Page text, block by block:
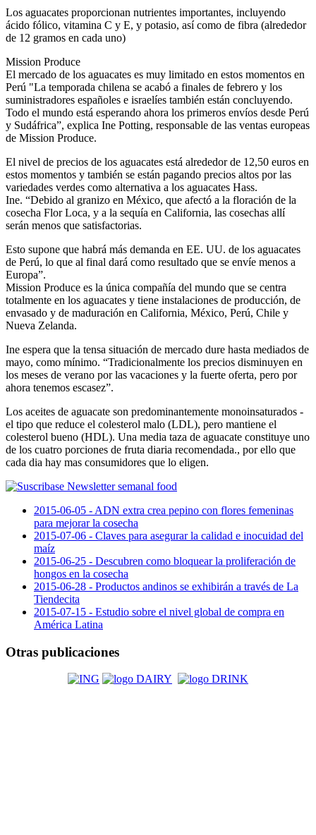
Los aguacates proporcionan nutrientes importantes, incluyendo
ácido fólico, vitamina C y E, y potasio, así como de fibra (alrededor
de 12 gramos en cada uno)
Mission Produce
El mercado de los aguacates es muy limitado en estos momentos en
Perú "La temporada chilena se acabó a finales de febrero y los
suministradores españoles e israelíes también están concluyendo.
Todo el mundo está esperando ahora los primeros envíos desde Perú
y Sudáfrica”, explica Ine Potting, responsable de las ventas europeas
de Mission Produce.
El nivel de precios de los aguacates está alrededor de 12,50 euros en
estos momentos y también se están pagando precios altos por las
variedades verdes como alternativa a los aguacates Hass.
Ine. “Debido al granizo en México, que afectó a la floración de la
cosecha Flor Loca, y a la sequía en California, las cosechas allí
serán menos que satisfactorias.
Esto supone que habrá más demanda en EE. UU. de los aguacates
de Perú, lo que al final dará como resultado que se envíe menos a
Europa”.
Mission Produce es la única compañía del mundo que se centra
totalmente en los aguacates y tiene instalaciones de producción, de
envasado y de maduración en California, México, Perú, Chile y
Nueva Zelanda.
Ine espera que la tensa situación de mercado dure hasta mediados de
mayo, como mínimo. “Tradicionalmente los precios disminuyen en
los meses de verano por las vacaciones y la fuerte oferta, pero por
ahora tenemos escasez”.
Los aceites de aguacate son predominantemente monoinsaturados -
el tipo que reduce el colesterol malo (LDL), pero mantiene el
colesterol bueno (HDL). Una media taza de aguacate constituye uno
de los cuatro porciones de fruta diaria recomendada., por ello que
cada dia hay mas consumidores que lo eligen.
2015-06-05 - ADN extra crea pepino con flores femeninas
para mejorar la cosecha
2015-07-06 - Claves para asegurar la calidad e inocuidad del
maíz
2015-06-25 - Descubren como bloquear la proliferación de
hongos en la cosecha
2015-06-28 - Productos andinos se exhibirán a través de La
Tiendecita
2015-07-15 - Estudio sobre el nivel global de compra en
América Latina
Otras publicaciones